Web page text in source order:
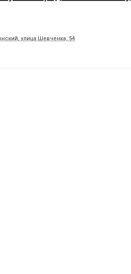
улица Шевченка, 54